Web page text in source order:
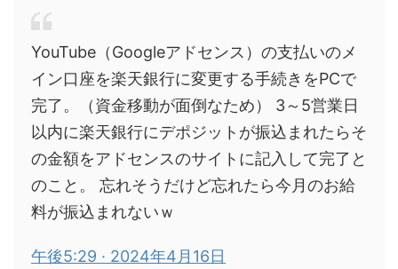
YouTube（Googleアドセンス）の支払いのメ
イン口座を楽天銀行に変更する手続きをPCで
完了。（資金移動が面倒なため） 3～5営業日
以内に楽天銀行にデポジットが振込まれたらそ
の金額をアドセンスのサイトに記入して完了と
のこと。 忘れそうだけど忘れたら今月のお給
料が振込まれないｗ
午後5:29 · 2024年4月16日